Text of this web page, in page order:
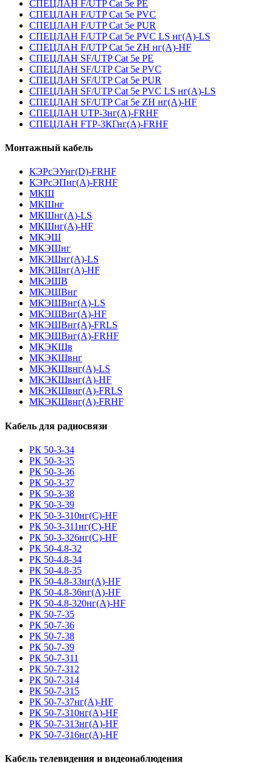
СПЕЦЛАН F/UTP Cat 5e PE
СПЕЦЛАН F/UTP Cat 5e PVC
СПЕЦЛАН F/UTP Cat 5e PUR
СПЕЦЛАН F/UTP Cat 5e PVC LS нг(А)-LS
СПЕЦЛАН F/UTP Cat 5e ZH нг(А)-HF
СПЕЦЛАН SF/UTP Cat 5e PE
СПЕЦЛАН SF/UTP Cat 5e PVC
СПЕЦЛАН SF/UTP Cat 5e PUR
СПЕЦЛАН SF/UTP Cat 5e PVC LS нг(А)-LS
СПЕЦЛАН SF/UTP Cat 5e ZH нг(А)-HF
СПЕЦЛАН UTP-3нг(А)-FRHF
СПЕЦЛАН FTP-3КГнг(А)-FRHF
Монтажный кабель
КЭРсЭУнг(D)-FRHF
КЭРсЭПнг(А)-FRHF
МКШ
МКШнг
МКШнг(А)-LS
МКШнг(А)-HF
МКЭШ
МКЭШнг
МКЭШнг(А)-LS
МКЭШнг(А)-HF
МКЭШВ
МКЭШВнг
МКЭШВнг(А)-LS
МКЭШВнг(А)-HF
МКЭШВнг(А)-FRLS
МКЭШВнг(А)-FRHF
МКЭКШв
МКЭКШвнг
МКЭКШвнг(А)-LS
МКЭКШвнг(A)-HF
МКЭКШвнг(А)-FRLS
МКЭКШвнг(A)-FRHF
Кабель для радиосвязи
РК 50-3-34
РК 50-3-35
РК 50-3-36
РК 50-3-37
РК 50-3-38
РК 50-3-39
РК 50-3-310нг(С)-HF
РК 50-3-311нг(С)-HF
РК 50-3-326нг(С)-HF
РК 50-4.8-32
РК 50-4.8-34
РК 50-4.8-35
РК 50-4.8-33нг(A)-HF
РК 50-4.8-36нг(A)-HF
РК 50-4.8-320нг(A)-HF
РК 50-7-35
РК 50-7-36
РК 50-7-38
РК 50-7-39
РК 50-7-311
РК 50-7-312
РК 50-7-314
РК 50-7-315
РК 50-7-37нг(A)-HF
РК 50-7-310нг(A)-HF
РК 50-7-313нг(A)-HF
РК 50-7-316нг(A)-HF
Кабель телевидения и видеонаблюдения